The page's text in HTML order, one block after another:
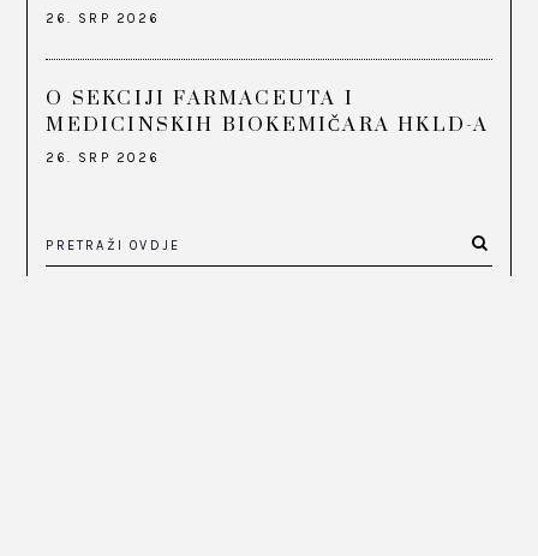
26. SRP 2026
O SEKCIJI FARMACEUTA I
MEDICINSKIH BIOKEMIČARA HKLD-A
26. SRP 2026